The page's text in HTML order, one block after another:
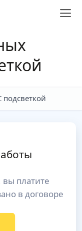
подсветкой
платите
в договоре